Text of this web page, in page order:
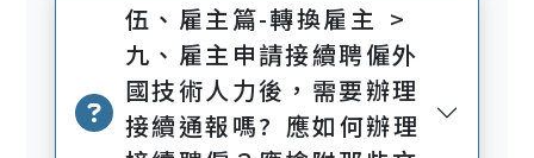
伍、雇主篇-轉換雇主 >
九、雇主申請接續聘僱外
國技術人力後，需要辦理
接續通報嗎? 應如何辦理